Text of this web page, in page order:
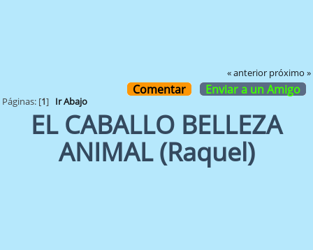
« anterior próximo »
Comentar Enviar a un Amigo
Páginas: [1] Ir Abajo
EL CABALLO BELLEZA
ANIMAL (Raquel)